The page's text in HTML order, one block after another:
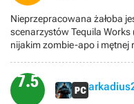
Nieprzepracowana żałoba
scenarzystów Tequila Works
nijakim zombie-apo i mętnej
7.5